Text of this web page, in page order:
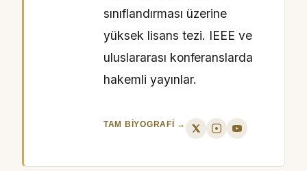
sınıflandırması üzerine
yüksek lisans tezi. IEEE ve
uluslararası konferanslarda
hakemli yayınlar.
TAM BIYOGRAFI →